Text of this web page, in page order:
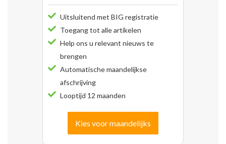
Uitsluitend met BIG registratie
Toegang tot alle artikelen
Help ons u relevant nieuws te
brengen
Automatische maandelijkse
afschrijving
Looptijd 12 maanden
Kies voor maandelijks